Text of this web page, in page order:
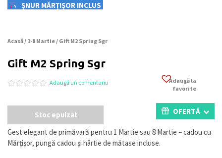
ȘNUR MĂRȚIȘOR INCLUS
Acasă / 1-8 Martie / Gift M2 Spring Sgr
Gift M2 Spring Sgr
5
pe
a
Adaugă un comentariu
Adaugă la
favorite
Stoc epuizat OFERTĂ
Gest elegant de primăvară pentru 1 Martie sau 8 Martie – cadou cu
Mărțișor, pungă cadou și hârtie de mătase incluse.